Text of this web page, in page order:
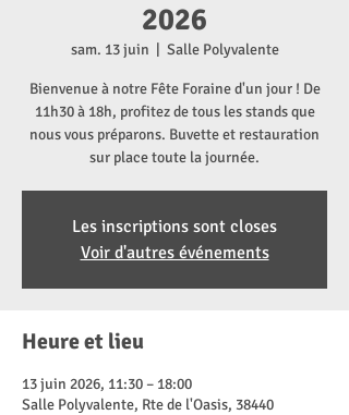
2026
sam. 13 juin Salle Polyvalente
Bienvenue à notre Fête Foraine d'un jour ! De
11h30 à 18h, profitez de tous les stands que
nous vous préparons. Buvette et restauration
sur place toute la journée.
Les inscriptions sont closes
Voir d'autres événements
Heure et lieu
13 juin 2026, 11:30 – 18:00
Salle Polyvalente, Rte de l'Oasis, 38440